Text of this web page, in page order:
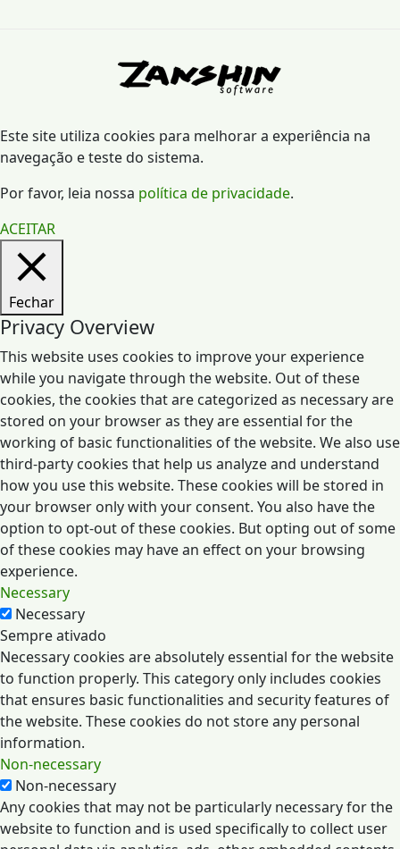
Este site utiliza cookies para melhorar a experiência na
navegação e teste do sistema.
Por favor, leia nossa política de privacidade.
ACEITAR
Fechar
Privacy Overview
This website uses cookies to improve your experience
while you navigate through the website. Out of these
cookies, the cookies that are categorized as necessary are
stored on your browser as they are essential for the
working of basic functionalities of the website. We also use
third-party cookies that help us analyze and understand
how you use this website. These cookies will be stored in
your browser only with your consent. You also have the
option to opt-out of these cookies. But opting out of some
of these cookies may have an effect on your browsing
experience.
Necessary
Necessary
Sempre ativado
Necessary cookies are absolutely essential for the website
to function properly. This category only includes cookies
that ensures basic functionalities and security features of
the website. These cookies do not store any personal
information.
Non-necessary
Non-necessary
Any cookies that may not be particularly necessary for the
website to function and is used specifically to collect user